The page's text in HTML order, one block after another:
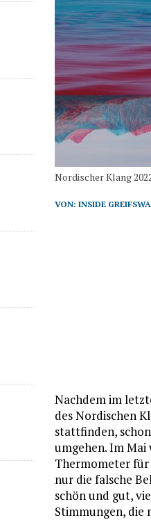
Nordischer Klang
VON:INSIDE
Nachdem im
des Nordischen
stattfinden,
umgehen. Im
Thermometer für
nur die falsche
schön und gut,
Stimmungen, die